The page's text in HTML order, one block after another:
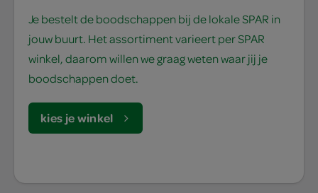
Je bestelt de boodschappen bij de lokale SPAR in
jouw buurt. Het assortiment varieert per SPAR
winkel, daarom willen we graag weten waar jij je
boodschappen doet.
kies je winkel